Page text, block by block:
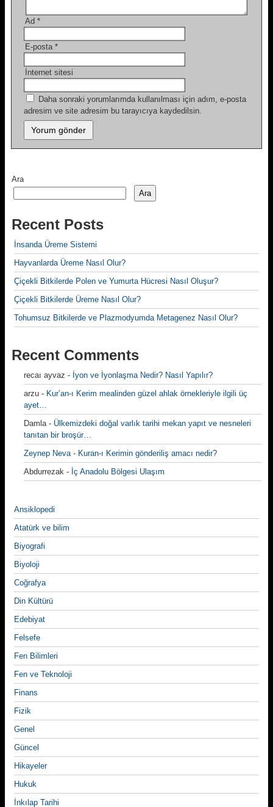
Ad *
E-posta *
İnternet sitesi
Daha sonraki yorumlarımda kullanılması için adım, e-posta
adresim ve site adresim bu tarayıcıya kaydedilsin.
Ara
Ara
Recent Posts
İnsanda Üreme Sistemi
Hayvanlarda Üreme Nasıl Olur?
Çiçekli Bitkilerde Polen ve Yumurta Hücresi Nasıl Oluşur?
Çiçekli Bitkilerde Üreme Nasıl Olur?
Tohumsuz Bitkilerde ve Plazmodyumda Metagenez Nasıl Olur?
Recent Comments
recaı ayvaz - İyon ve İyonlaşma Nedir? Nasıl Yapılır?
arzu - Kur’an-ı Kerim mealinden güzel ahlak örnekleriyle ilgili üç
ayet…
Damla- Ülkemizdeki doğal varlık tarihi mekan yapıt ve nesneleri
tanıtan bir broşür…
Zeynep Neva- Kuran-ı Kerimin gönderiliş amacı nedir?
Abdurrezak - İç Anadolu Bölgesi Ulaşım
Ansiklopedi
Atatürk ve bilim
Biyografi
Biyoloji
Coğrafya
Din Kültürü
Edebiyat
Felsefe
Fen Bilimleri
Fen ve Teknoloji
Finans
Fizik
Genel
Güncel
Hikayeler
Hukuk
İnkılap Tarihi